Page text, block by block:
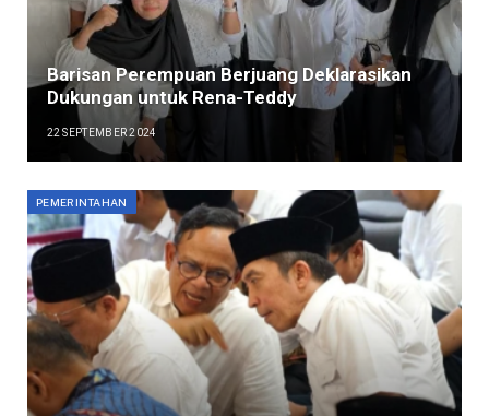
Barisan Perempuan Berjuang Deklarasikan
Dukungan untuk Rena-Teddy
22 SEPTEMBER 2024
PEMERINTAHAN